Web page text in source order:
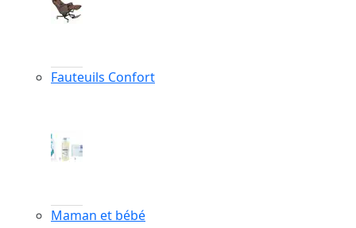
Fauteuils Confort
Maman et bébé